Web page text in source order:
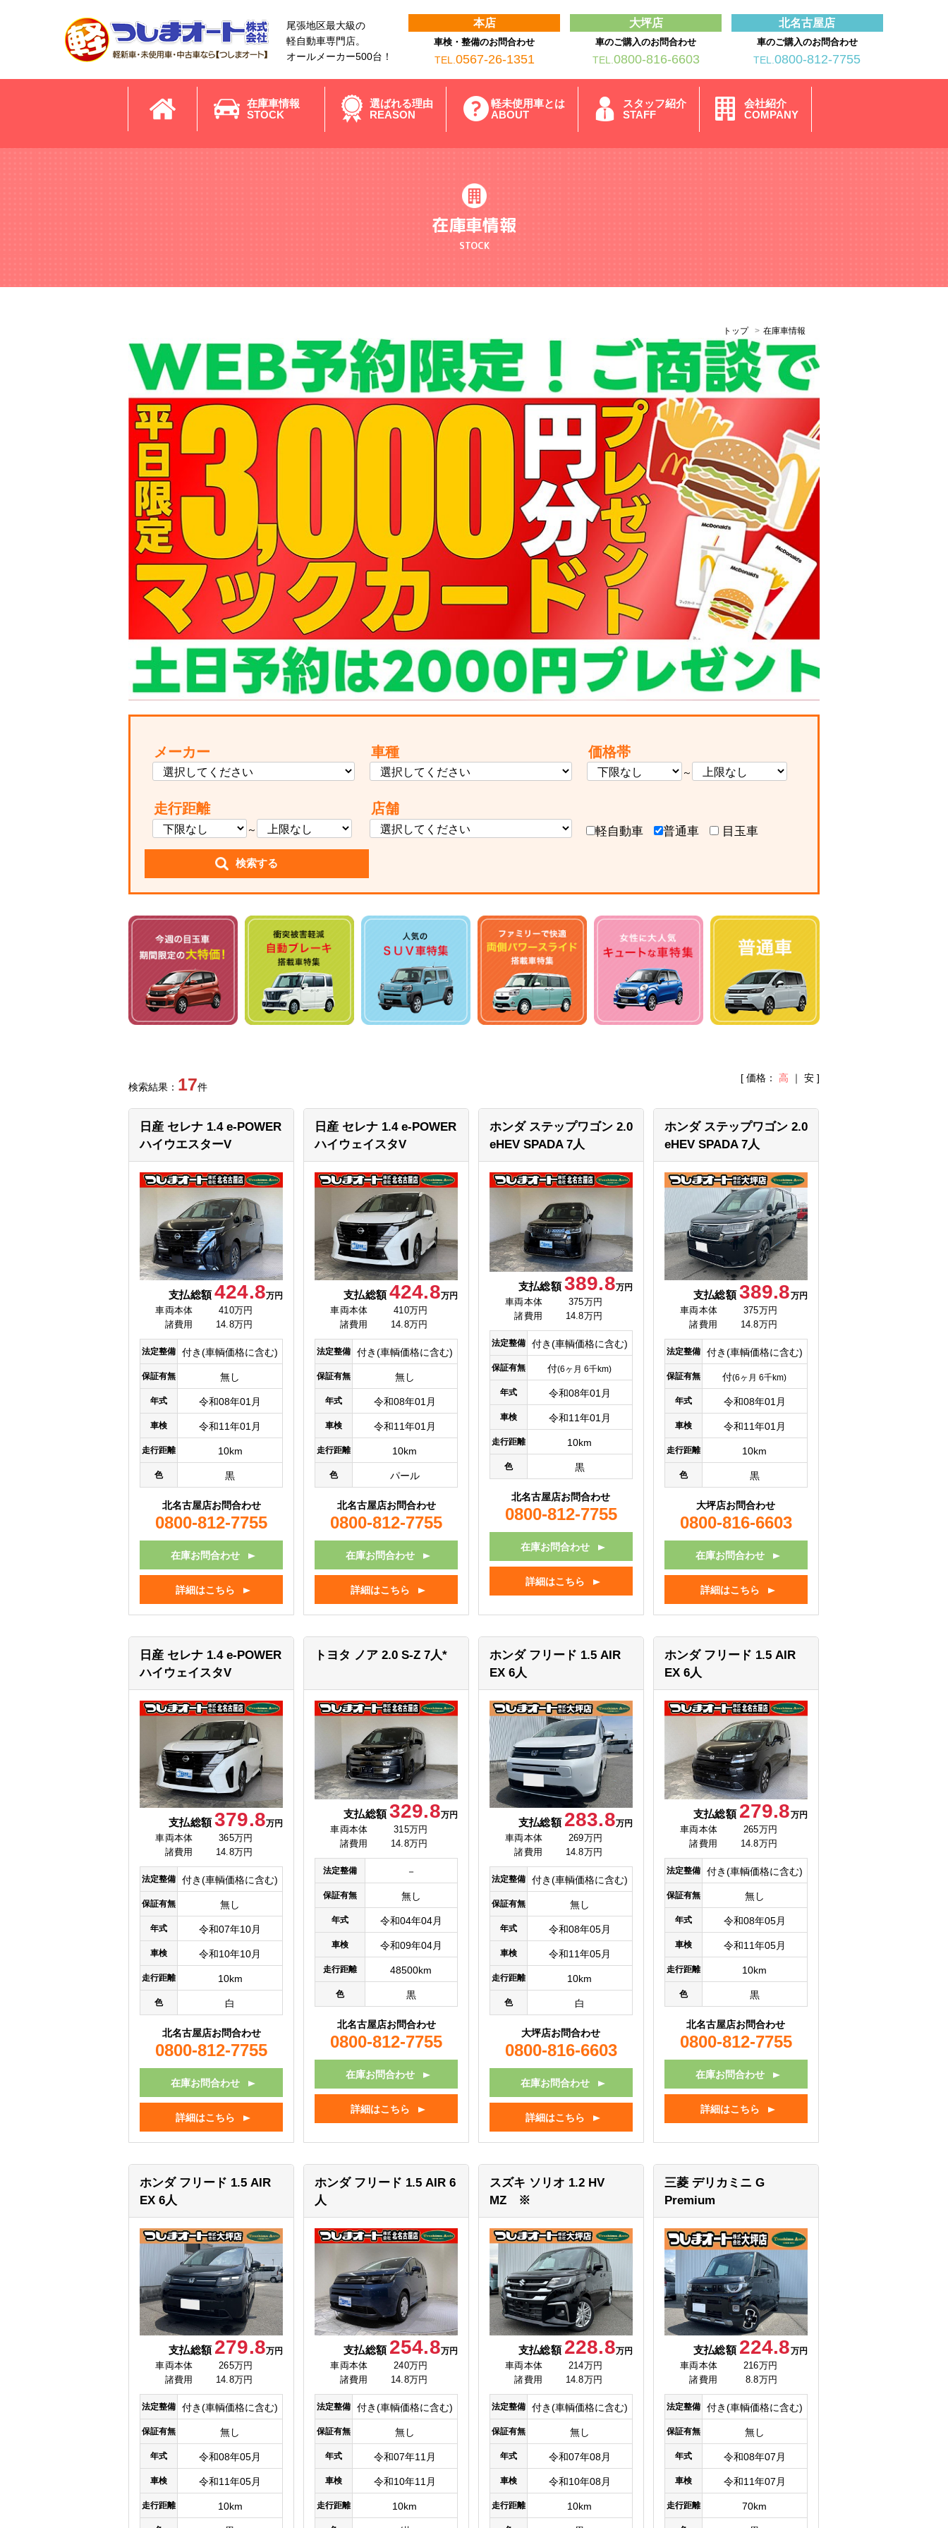
尾張地区最大級の
軽自動車専門店。
オールメーカー500台！
本店
車検・整備のお問合わせ
TEL. 0567-26-1351
大坪店
車のご購入のお問合わせ
TEL. 0800-816-6603
北名古屋店
車のご購入のお問合わせ
TEL.0800-812-7755
在庫車情報
STOCK
選ばれる理由
REASON
軽未使用車とは
ABOUT
スタッフ紹介
STAFF
会社紹介
COMPANY
在庫車情報
STOCK
トップ 在庫車情報
メーカー 車種 価格帯
～
走行距離
～
店舗
軽自動車 普通車 目玉車
検索結果： 17件
[ 価格： 高 ｜ 安 ]
日産 セレナ 1.4 e-POWER
ハイウエスターV
支払総額424.8万円
車両本体
410万円
諸費用
14.8万円
法定整備 付き(車輌価格に含む)
保証有無 無し
年式 令和08年01月
車検 令和11年01月
走行距離 10km
色 黒
北名古屋店お問合わせ
0800-812-7755
在庫お問合わせ
詳細はこちら
日産 セレナ 1.4 e-POWER
ハイウェイスタV
支払総額424.8万円
車両本体
410万円
諸費用
14.8万円
法定整備 付き(車輌価格に含む)
保証有無 無し
年式 令和08年01月
車検 令和11年01月
走行距離 10km
色 パール
北名古屋店お問合わせ
0800-812-7755
在庫お問合わせ
詳細はこちら
ホンダ ステップワゴン 2.0
eHEV SPADA 7人
支払総額389.8万円
車両本体
375万円
諸費用
14.8万円
法定整備 付き(車輌価格に含む)
保証有無 付(6ヶ月 6千km)
年式 令和08年01月
車検 令和11年01月
走行距離 10km
色 黒
北名古屋店お問合わせ
0800-812-7755
在庫お問合わせ
詳細はこちら
ホンダ ステップワゴン 2.0
eHEV SPADA 7人
支払総額389.8万円
車両本体
375万円
諸費用
14.8万円
法定整備 付き(車輌価格に含む)
保証有無 付(6ヶ月 6千km)
年式 令和08年01月
車検 令和11年01月
走行距離 10km
色 黒
大坪店お問合わせ
0800-816-6603
在庫お問合わせ
詳細はこちら
日産 セレナ 1.4 e-POWER
ハイウェイスタV
支払総額379.8万円
車両本体
365万円
諸費用
14.8万円
法定整備 付き(車輌価格に含む)
保証有無 無し
年式 令和07年10月
車検 令和10年10月
走行距離 10km
色 白
北名古屋店お問合わせ
0800-812-7755
在庫お問合わせ
詳細はこちら
トヨタ ノア 2.0 S-Z 7人*
支払総額329.8万円
車両本体
315万円
諸費用
14.8万円
法定整備 －
保証有無 無し
年式 令和04年04月
車検 令和09年04月
走行距離 48500km
色 黒
北名古屋店お問合わせ
0800-812-7755
在庫お問合わせ
詳細はこちら
ホンダ フリード 1.5 AIR
EX 6人
支払総額 283.8万円
車両本体
269万円
諸費用
14.8万円
法定整備 付き(車輌価格に含む)
保証有無 無し
年式 令和08年05月
車検 令和11年05月
走行距離 10km
色 白
大坪店お問合わせ
0800-816-6603
在庫お問合わせ
詳細はこちら
ホンダ フリード 1.5 AIR
EX 6人
支払総額 279.8万円
車両本体
265万円
諸費用
14.8万円
法定整備 付き(車輌価格に含む)
保証有無 無し
年式 令和08年05月
車検 令和11年05月
走行距離 10km
色 黒
北名古屋店お問合わせ
0800-812-7755
在庫お問合わせ
詳細はこちら
ホンダ フリード 1.5 AIR
EX 6人
支払総額 279.8万円
車両本体
265万円
諸費用
14.8万円
法定整備 付き(車輌価格に含む)
保証有無 無し
年式 令和08年05月
車検 令和11年05月
走行距離 10km
ホンダ フリード 1.5 AIR 6
人
支払総額 254.8万円
車両本体
240万円
諸費用
14.8万円
法定整備 付き(車輌価格に含む)
保証有無 無し
年式 令和07年11月
車検 令和10年11月
走行距離 10km
スズキ ソリオ 1.2 HV
MZ ※
支払総額 228.8万円
車両本体
214万円
諸費用
14.8万円
法定整備 付き(車輌価格に含む)
保証有無 無し
年式 令和07年08月
車検 令和10年08月
走行距離 10km
三菱 デリカミニ G
Premium
支払総額 224.8万円
車両本体
216万円
諸費用
8.8万円
法定整備 付き(車輌価格に含む)
保証有無 無し
年式 令和08年07月
車検 令和11年07月
走行距離 70km